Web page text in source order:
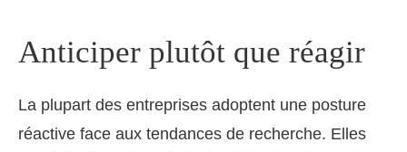
Anticiper plutôt que réagir
La plupart des entreprises adoptent une posture
réactive face aux tendances de recherche. Elles